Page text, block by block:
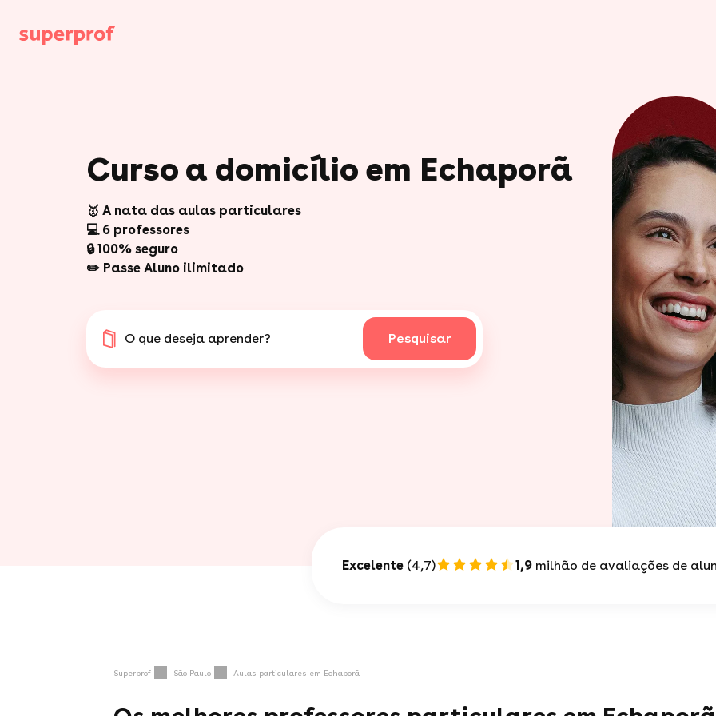
Curso a domicílio em Echaporã
🥇 A nata das aulas particulares
💻 6 professores
🔒 100% seguro
✏️ Passe Aluno ilimitado
O que deseja aprender? Pesquisar
Excelente (4,7) 1,9 milhão de avaliações de
Superprof São Paulo Aulas particulares em Echaporã